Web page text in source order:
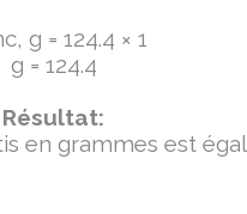
g = 124.4 × 1
g = 124.4
Résultat:
en grammes est égal